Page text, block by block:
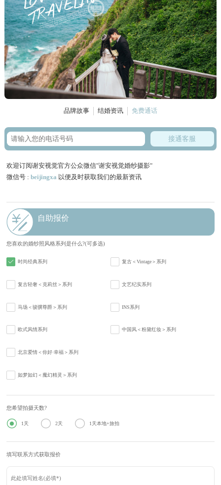
品牌故事 结婚资讯 免费通话
接通客服
欢迎订阅谢安视觉官方公众微信"谢安视觉婚纱摄影"
微信号 :beijingxa 以便及时获取我们的最新资讯
自助报价
您喜欢的婚纱照风格系列是什么?(可多选)
时尚经典系列 复古＜Vintage＞系列
复古轻奢＜克莉丝＞系列 文艺纪实系列
马场＜骏骥尊爵＞系列 INS系列
欧式风情系列 中国风＜粉黛红妆＞系列
北京爱情＜你好·幸福＞系列
如梦如幻＜魔幻精灵＞系列
您希望拍摄天数?
 1天  2天  1天本地+旅拍
填写联系方式获取报价